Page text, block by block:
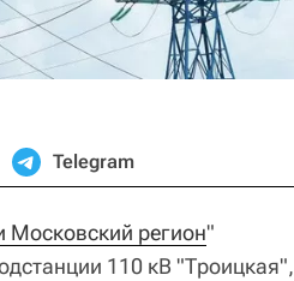
Telegram
Московский регион"
110 кВ "Троицкая",